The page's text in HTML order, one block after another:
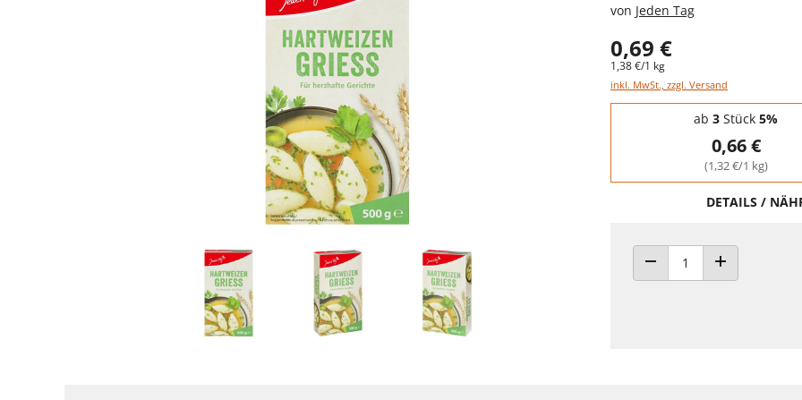
von Jeden Tag
0,69 €
1,38 €/1 kg
inkl. MwSt., zzgl. Versand
Staffelpreise - Mengenrabatt
ab 3 Stück 5%
0,66 €
(1,32 €/1 kg)
DETAILS /
ANZAHL VERRINGERN
ANZAHL